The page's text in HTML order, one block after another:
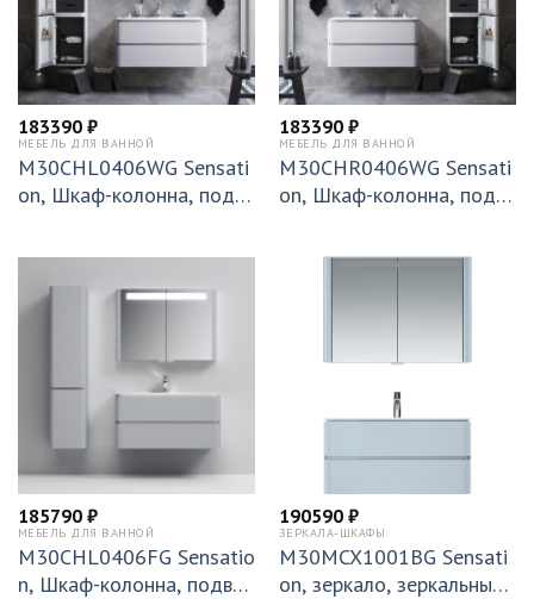
183390 ₽
МЕБЕЛЬ ДЛЯ ВАННОЙ
M30CHL0406WG Sensati
on, Шкаф-колонна, подве
183390 ₽
МЕБЕЛЬ ДЛЯ ВАННОЙ
M30CHR0406WG Sensati
on, Шкаф-колонна, подве
и, белый, глянцевая, шт
185790 ₽
МЕБЕЛЬ ДЛЯ ВАННОЙ
M30CHL0406FG Sensatio
n, Шкаф-колонна, подвес
190590 ₽
ЗЕРКАЛА-ШКАФЫ
M30MCX1001BG Sensati
on, зеркало, зеркальный